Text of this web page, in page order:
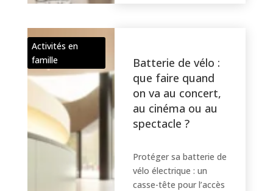
Activités en
famille
Batterie de vélo :
que faire quand
on va au concert,
au cinéma ou au
spectacle ?
Protéger sa batterie de
vélo électrique : un
casse-tête pour l’accès